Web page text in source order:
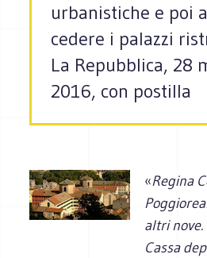
urbanistiche e poi
cedere i palazzi
La Repubblica, 28
2016, con postilla
«Regina
altri
Cassa